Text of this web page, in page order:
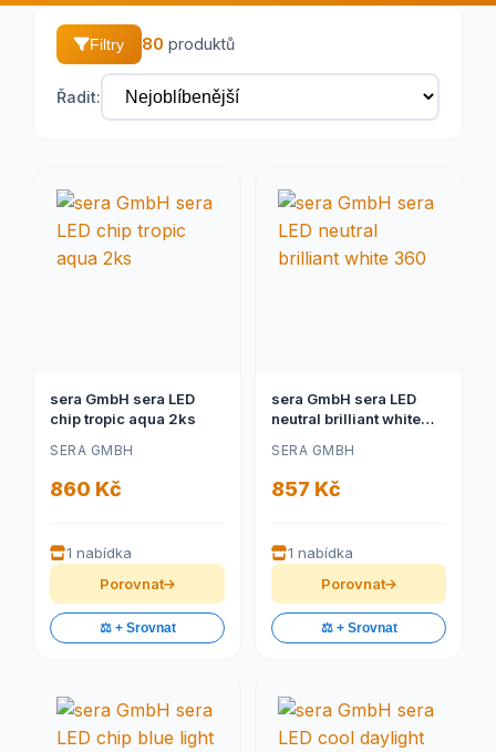
Filtry 80 produktů
Řadit:
sera GmbH sera LED
chip tropic aqua 2ks
SERA GMBH
860 Kč
1 nabídka
Porovnat
⚖️ + Srovnat
sera GmbH sera LED
neutral brilliant white
SERA GMBH
857 Kč
1 nabídka
Porovnat
⚖️ + Srovnat